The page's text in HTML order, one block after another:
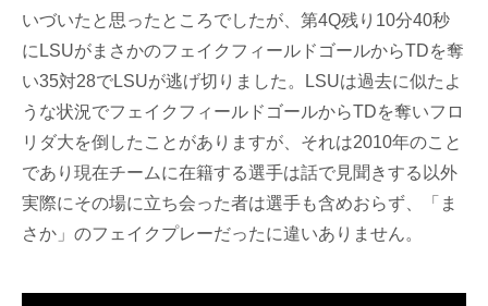
いづいたと思ったところでしたが、第4Q残り10分40秒
にLSUがまさかのフェイクフィールドゴールからTDを奪
い35対28でLSUが逃げ切りました。LSUは過去に似たよ
うな状況でフェイクフィールドゴールからTDを奪いフロ
リダ大を倒したことがありますが、それは2010年のこと
であり現在チームに在籍する選手は話で見聞きする以外
実際にその場に立ち会った者は選手も含めおらず、「ま
さか」のフェイクプレーだったに違いありません。